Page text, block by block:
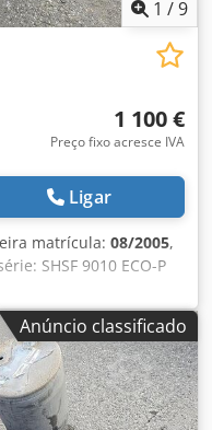
1 /9
1 100 €
Preço fixo acresce IVA
Ligar
matrícula: 08/2005,
SHSF 9010 ECO-P
mais de 100 eixos.
o que procura.
Anúncio classificado